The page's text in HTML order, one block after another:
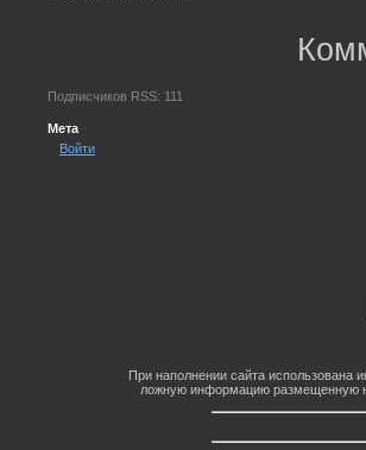
Подписчиков RSS: 111
Мета
Войти
При наполнении сайта использована
ложную информацию размещенную